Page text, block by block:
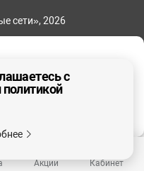
Акции Кабинет
сети», 2026
с